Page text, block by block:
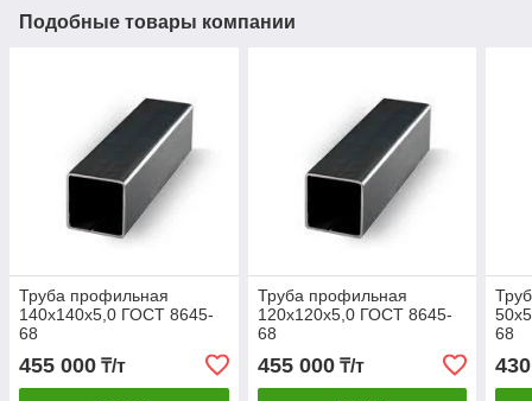
Подобные товары компании
Труба профильная
140х140х5,0 ГОСТ 8645-
68
455 000 ₸/т
Труба профильная
120х120х5,0 ГОСТ 8645-
68
455 000₸/т
68